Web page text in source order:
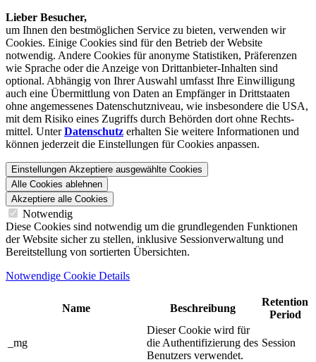
Lieber Besucher,
um Ihnen den best­möglichen Service zu bieten, verwenden wir
Cookies. Einige Cookies sind für den Betrieb der Website
notwendig. Andere Cookies für anonyme Statistiken, Präferenzen
wie Sprache oder die Anzeige von Dritt­anbieter-Inhalten sind
optional. Abhängig von Ihrer Auswahl umfasst Ihre Einwilligung
auch eine Übermittlung von Daten an Empfänger in Drittstaaten
ohne angemessenes Daten­schutz­niveau, wie insbesondere die USA,
mit dem Risiko eines Zugriffs durch Behörden dort ohne Rechts­
mittel. UnterDatenschutz erhalten Sie weitere Informationen und
können jederzeit die Einstellungen für Cookies anpassen.
Einstellungen Akzeptiere ausgewählte Cookies
Alle Cookies ablehnen
Akzeptiere alle Cookies
Notwendig
Diese Cookies sind notwendig um die grundlegenden Funktionen
der Website sicher zu stellen, inklusive Sessionverwaltung und
Bereitstellung von sortierten Übersichten.
Notwendige Cookie Details
Name Beschreibung
Retention
Period
_mg
Dieser Cookie wird für
die Authentifizierung des
Benutzers verwendet.
Session